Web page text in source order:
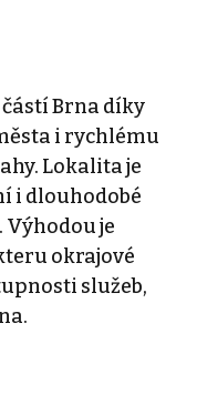
Brna díky
i rychlému
Lokalita je
i dlouhodobé
je
okrajové
služeb,